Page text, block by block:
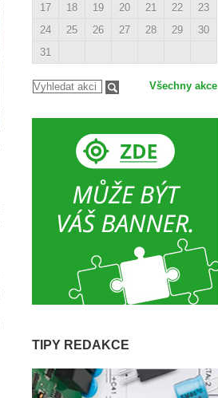
17
18 19 20 21 22
23
24
25 26 27 28 29
30
31
Všechny akce
TIPY REDAKCE